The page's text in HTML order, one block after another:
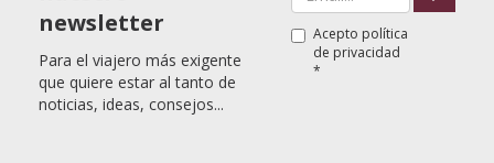
newsletter
Para el viajero más exigente
que quiere estar al tanto de
noticias, ideas, consejos...
Acepto política
de privacidad
*